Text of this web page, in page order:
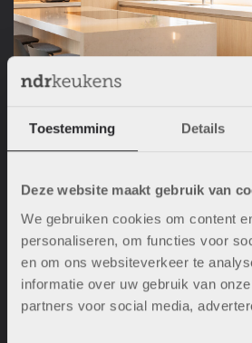
Toestemming Details
Deze website maakt gebruik van
We gebruiken cookies om content
personaliseren, om functies voor
en om ons websiteverkeer te
informatie over uw gebruik van
partners voor social media,